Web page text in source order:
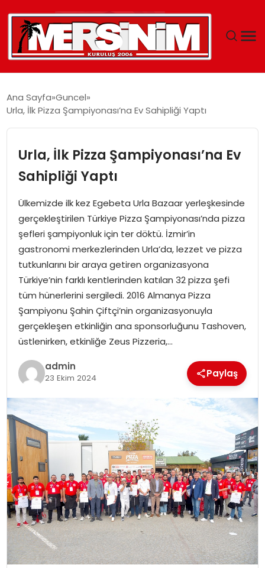
YAŞAM
GÜNCEL
SAĞLIK
EĞITIM
SPOR
EKONOMI
MAGAZIN
DÜNYA
OTOMOBIL
Ana Sayfa Guncel
Urla, İlk Pizza Şampiyonası’na Ev Sahipliği Yaptı
Urla, İlk Pizza Şampiyonası’na Ev
Sahipliği Yaptı
Ülkemizde ilk kez Egebeta Urla Bazaar yerleşkesinde
gerçekleştirilen Türkiye Pizza Şampiyonası’nda pizza
şefleri şampiyonluk için ter döktü. İzmir’in
gastronomi merkezlerinden Urla’da, lezzet ve pizza
tutkunlarını bir araya getiren organizasyona
Türkiye’nin farklı kentlerinden katılan 32 pizza şefi
tüm hünerlerini sergiledi. 2016 Almanya Pizza
Şampiyonu Şahin Çiftçi’nin organizasyonuyla
gerçekleşen etkinliğin ana sponsorluğunu Tashoven,
üstlenirken, etkinliğe Zeus Pizzeria,…
admin
23 Ekim 2024 Paylaş